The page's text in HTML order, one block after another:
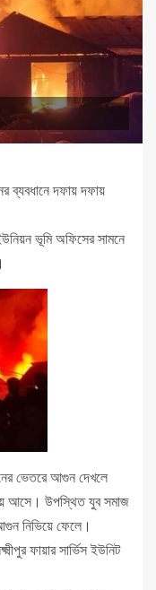
ব্যবধানে দফায় দফায়
ভূমি অফিসের সামনে
ভেতরে আগুন দেখলে
আসে। উপস্থিত যুব সমাজ
নিভিয়ে ফেলে।
ফায়ার সার্ভিস ইউনিট